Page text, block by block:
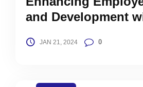
and Development
JAN 21, 2024 0